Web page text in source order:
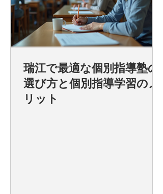
瑞江で最適な個別指導塾の
選び方と個別指導学習のメ
リット